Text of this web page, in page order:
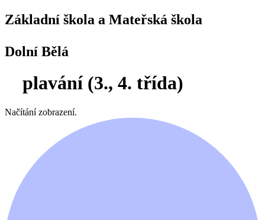
Základní škola a Mateřská škola
Dolní Bělá
plavání (3., 4. třída)
Načítání zobrazení.